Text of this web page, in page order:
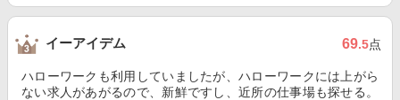
イーアイデム 69.5点
ハローワークも利用していましたが、ハローワークには上がら
ない求人があがるので、新鮮ですし、近所の仕事場も探せる。